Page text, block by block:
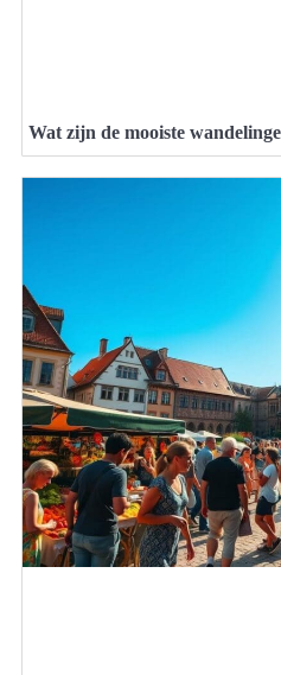
Wat zijn de mooiste